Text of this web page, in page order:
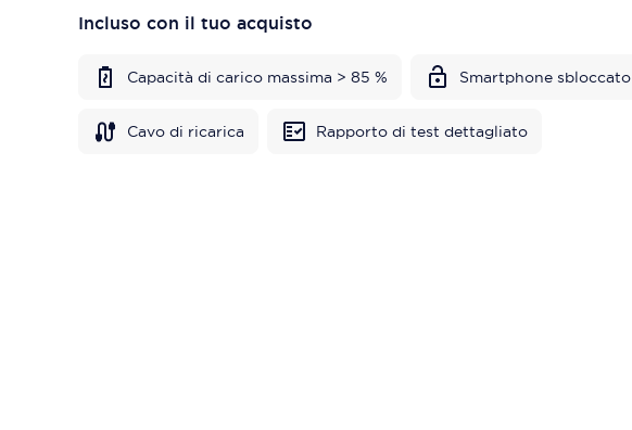
Incluso con il tuo acquisto
Capacità di carico massima > 85 % Smartphone sbloccato
Cavo di ricarica Rapporto di test dettagliato